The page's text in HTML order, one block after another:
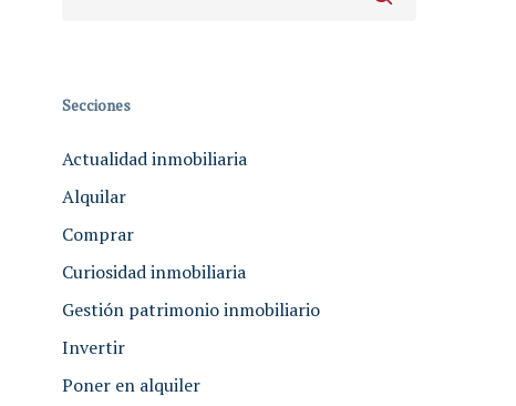
Secciones
Actualidad inmobiliaria
Alquilar
Comprar
Curiosidad inmobiliaria
Gestión patrimonio inmobiliario
Invertir
Poner en alquiler